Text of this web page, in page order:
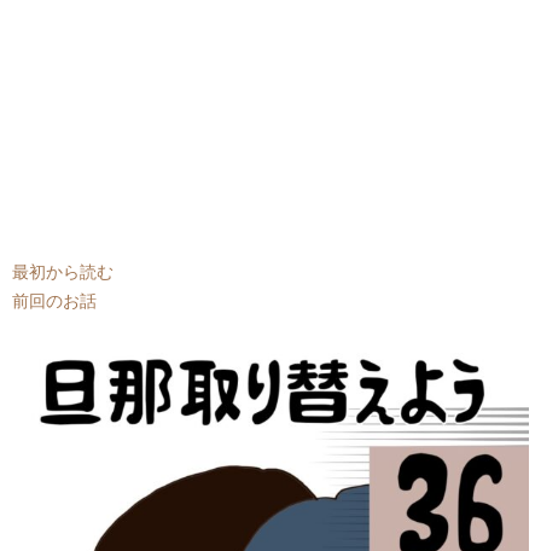
最初から読む
前回のお話